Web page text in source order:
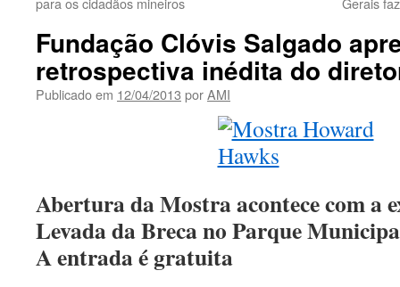
Fundação Clóvis Salgado
retrospectiva inédita do
Publicado em 12/04/2013 porAMI
Abertura da Mostra acontece com a
Levada da Breca no Parque
A entrada é gratuita